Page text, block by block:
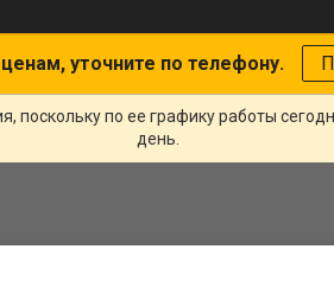
уточните по телефону.
по ее графику работы
день.